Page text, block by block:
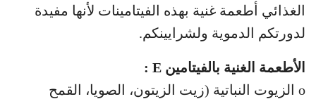
الغذائي أطعمة غنية بهذه الفيتامينات لأنها مفيدة
لدورتكم الدموية ولشرايينكم.
الأطعمة الغنية بالفيتامين E :
o الزيوت النباتية (زيت الزيتون، الصويا، القمح